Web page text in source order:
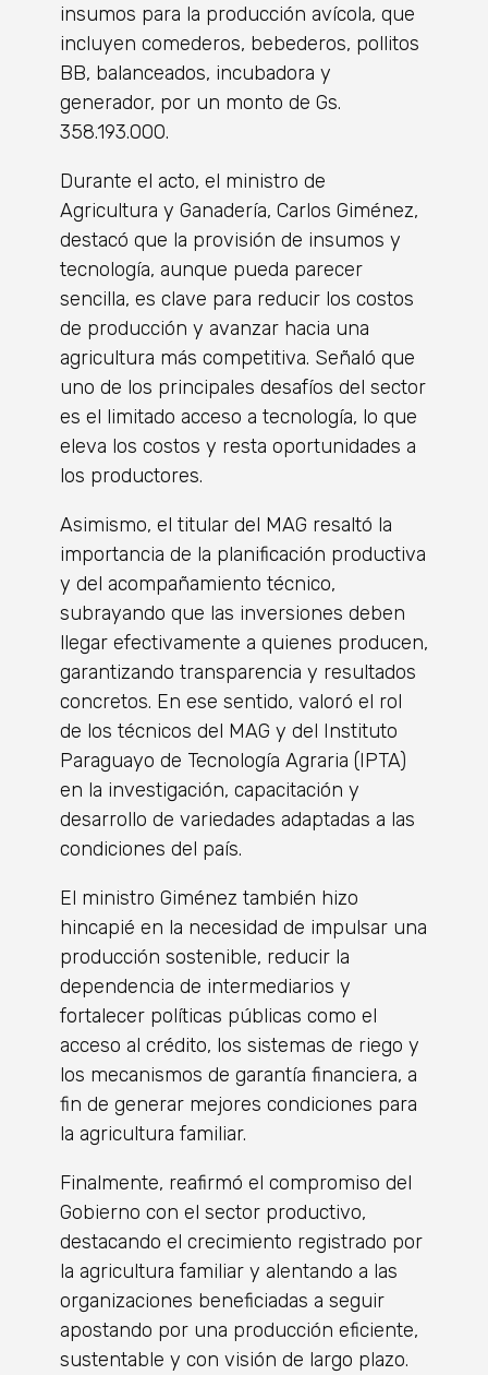
insumos para la producción avícola, que
incluyen comederos, bebederos, pollitos
BB, balanceados, incubadora y
generador, por un monto de Gs.
358.193.000.
Durante el acto, el ministro de
Agricultura y Ganadería, Carlos Giménez,
destacó que la provisión de insumos y
tecnología, aunque pueda parecer
sencilla, es clave para reducir los costos
de producción y avanzar hacia una
agricultura más competitiva. Señaló que
uno de los principales desafíos del sector
es el limitado acceso a tecnología, lo que
eleva los costos y resta oportunidades a
los productores.
Asimismo, el titular del MAG resaltó la
importancia de la planificación productiva
y del acompañamiento técnico,
subrayando que las inversiones deben
llegar efectivamente a quienes producen,
garantizando transparencia y resultados
concretos. En ese sentido, valoró el rol
de los técnicos del MAG y del Instituto
Paraguayo de Tecnología Agraria (IPTA)
en la investigación, capacitación y
desarrollo de variedades adaptadas a las
condiciones del país.
El ministro Giménez también hizo
hincapié en la necesidad de impulsar una
producción sostenible, reducir la
dependencia de intermediarios y
fortalecer políticas públicas como el
acceso al crédito, los sistemas de riego y
los mecanismos de garantía financiera, a
fin de generar mejores condiciones para
la agricultura familiar.
Finalmente, reafirmó el compromiso del
Gobierno con el sector productivo,
destacando el crecimiento registrado por
la agricultura familiar y alentando a las
organizaciones beneficiadas a seguir
apostando por una producción eficiente,
sustentable y con visión de largo plazo.